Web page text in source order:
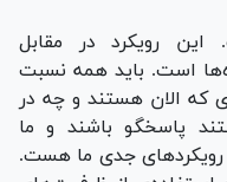
این رویکرد در مقابل
است. باید همه نسبت
که الان هستند و چه در
پاسخگو باشند و ما
رویکردهای جدی ما هست.